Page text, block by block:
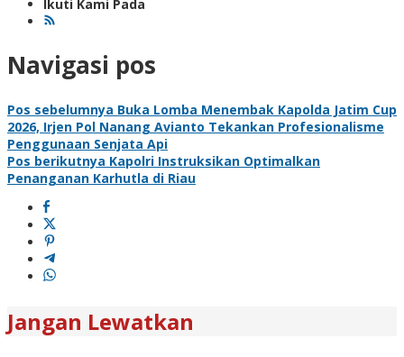
Ikuti Kami Pada
Navigasi pos
Pos sebelumnya Buka Lomba Menembak Kapolda Jatim Cup
2026, Irjen Pol Nanang Avianto Tekankan Profesionalisme
Penggunaan Senjata Api
Pos berikutnya Kapolri Instruksikan Optimalkan
Penanganan Karhutla di Riau
Jangan Lewatkan